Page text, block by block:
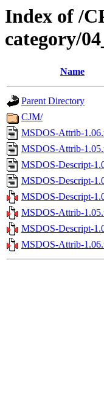
Index of /
category/
Name
Parent Directory
CJM/
MSDOS-Attrib-
MSDOS-Attrib-
MSDOS-Descript-
MSDOS-Descript-
MSDOS-Descript-
MSDOS-Attrib-
MSDOS-Descript-
MSDOS-Attrib-